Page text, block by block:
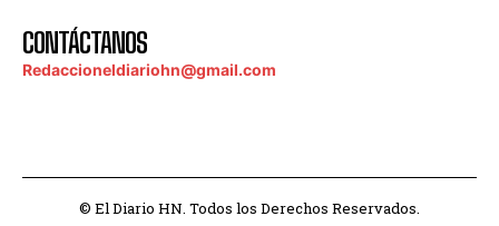
CONTÁCTANOS
Redaccioneldiariohn@gmail.com
© El Diario HN. Todos los Derechos Reservados.